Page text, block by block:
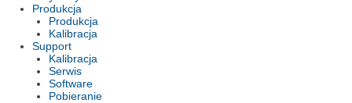
Produkcja
Produkcja
Kalibracja
Support
Kalibracja
Serwis
Software
Pobieranie